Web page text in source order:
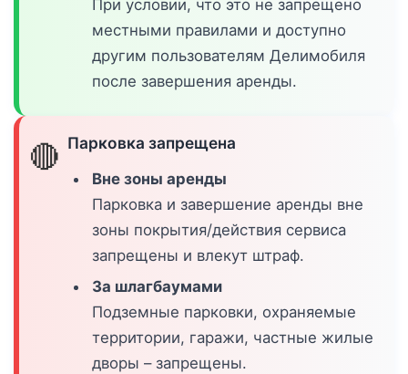
При условии, что это не запрещено
местными правилами и доступно
другим пользователям Делимобиля
после завершения аренды.
🔴 Парковка запрещена
Вне зоны аренды
Парковка и завершение аренды вне
зоны покрытия/действия сервиса
запрещены и влекут штраф.
За шлагбаумами
Подземные парковки, охраняемые
территории, гаражи, частные жилые
дворы – запрещены.